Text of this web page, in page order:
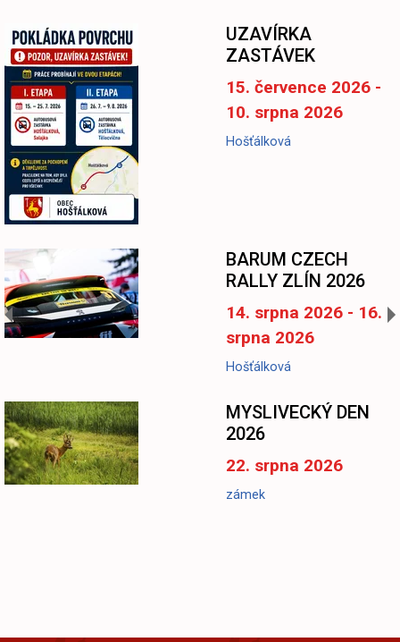
UZAVÍRKA
ZASTÁVEK
15. července 2026 -
10. srpna 2026
Hošťálková
BARUM CZECH
RALLY ZLÍN 2026
14. srpna 2026 - 16.
srpna 2026
Hošťálková
MYSLIVECKÝ DEN
2026
22. srpna 2026
zámek